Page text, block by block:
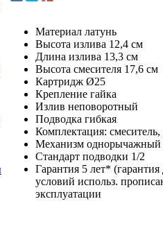
Материал латунь
Высота излива 12,4 см
Длина излива 13,3 см
Высота смесителя 17,6 см
Картридж Ø25
Крепление гайка
Излив неповоротный
Подводка гибкая
Комплектация:
Механизм однорычажный
Стандарт подводки 1/2
Гарантия 5 лет*
условий использ.
эксплуатации